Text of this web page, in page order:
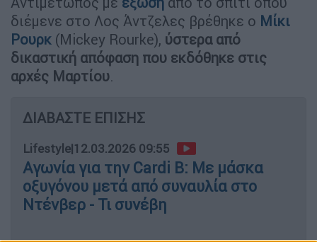
διέμενε στο Λος Άντζελες βρέθηκε ο Μίκι
Ρουρκ (Mickey Rourke), ύστερα από
δικαστική απόφαση που εκδόθηκε στις
αρχές Μαρτίου.
ΔΙΑΒΑΣΤΕ ΕΠΙΣΗΣ
Lifestyle|12.03.2026 09:55
Αγωνία για την Cardi B: Με μάσκα
οξυγόνου μετά από συναυλία στο
Ντένβερ - Τι συνέβη